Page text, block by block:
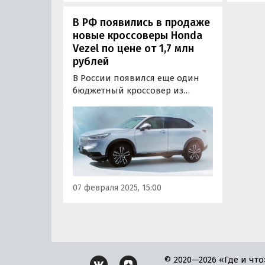
В РФ появились в продаже
новые кроссоверы Honda
Vezel по цене от 1,7 млн
рублей
В России появился еще один
бюджетный кроссовер из
о японском Honda Vezel,
который привозят в нашу
страну как в праворульном, так
и в леворульном исполнении,
а цены на него на одном из
популярных сайтов
объявлений в…
07 февраля 2025, 15:00
© 2020—2026 «Где и